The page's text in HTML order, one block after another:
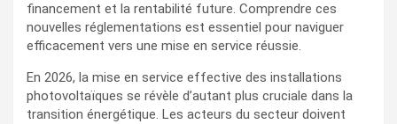
financement et la rentabilité future. Comprendre ces
nouvelles réglementations est essentiel pour naviguer
efficacement vers une mise en service réussie.
En 2026, la mise en service effective des installations
photovoltaïques se révèle d’autant plus cruciale dans la
transition énergétique. Les acteurs du secteur doivent